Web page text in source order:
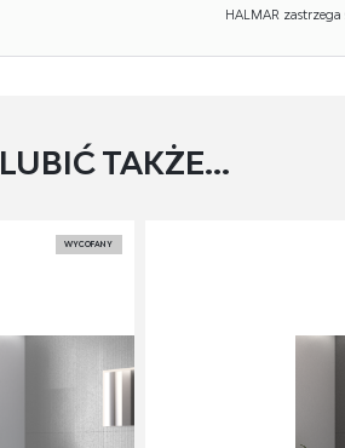
HALMAR
LUBIĆ TAKŻE...
WYCOFANY